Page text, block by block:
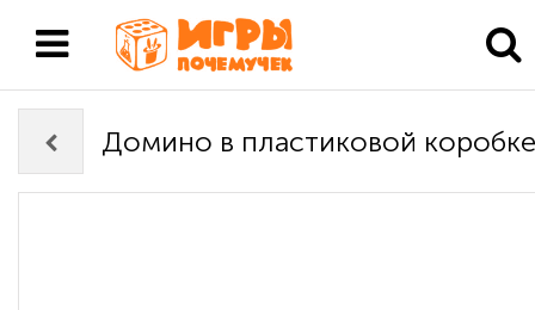
Домино в пластиковой коробке